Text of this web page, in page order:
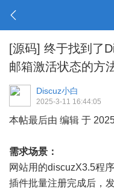
[源码] 终于找到了
邮箱激活状态的方
Discuz小白
2025-3-11 16:44:05
本帖最后由 编辑 于
需求场景：
网站用的discuzX3.5程
插件批量注册完成后，